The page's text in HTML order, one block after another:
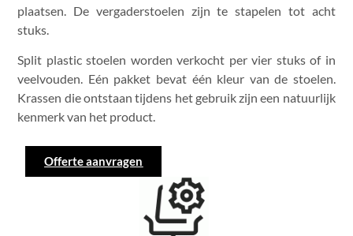
plaatsen. De vergaderstoelen zijn te stapelen tot acht
stuks.
Split plastic stoelen worden verkocht per vier stuks of in
veelvouden. Eén pakket bevat één kleur van de stoelen.
Krassen die ontstaan tijdens het gebruik zijn een natuurlijk
kenmerk van het product.
Offerte aanvragen